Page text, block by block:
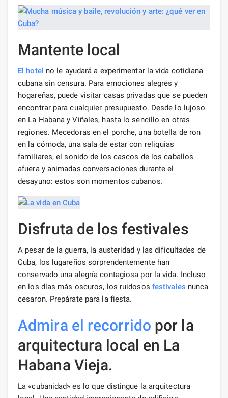
Mantente local
El hotel no le ayudará a experimentar la vida cotidiana
cubana sin censura. Para emociones alegres y
hogareñas, puede visitar casas privadas que se pueden
encontrar para cualquier presupuesto. Desde lo lujoso
en La Habana y Viñales, hasta lo sencillo en otras
regiones. Mecedoras en el porche, una botella de ron
en la cómoda, una sala de estar con reliquias
familiares, el sonido de los cascos de los caballos
afuera y animadas conversaciones durante el
desayuno: estos son momentos cubanos.
Disfruta de los festivales
A pesar de la guerra, la austeridad y las dificultades de
Cuba, los lugareños sorprendentemente han
conservado una alegría contagiosa por la vida. Incluso
en los días más oscuros, los ruidosos festivales nunca
cesaron. Prepárate para la fiesta.
Admira el recorrido por la
arquitectura local en La
Habana Vieja.
La «cubanidad» es lo que distingue la arquitectura